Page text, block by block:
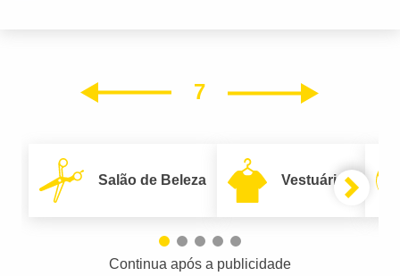
7
Salão de Beleza Vestuário
Continua após a publicidade